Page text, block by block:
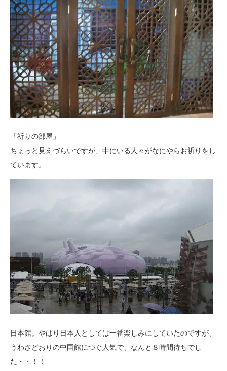
「祈りの部屋」
ちょっと見えづらいですが、中にいる人々がなにやらお祈りをし
ています。
日本館。やはり日本人としては一番楽しみにしていたのですが、
うわさどおりの中国館につぐ人気で、なんと８時間待ちでし
た・・！！